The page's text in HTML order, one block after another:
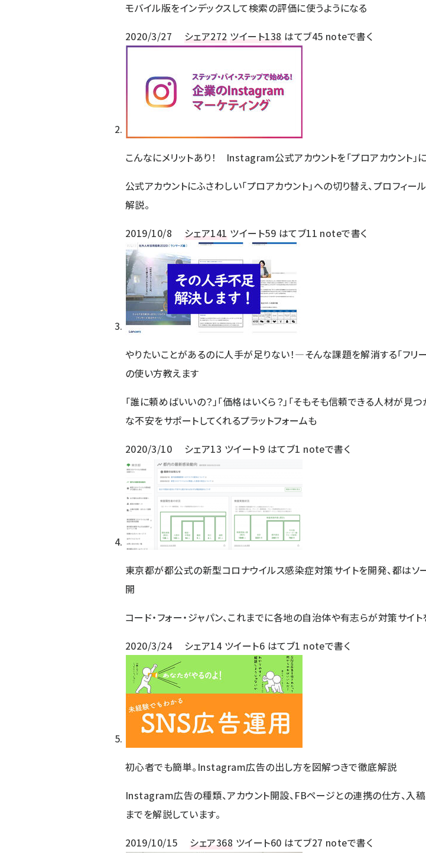
モバイル版をインデックスして検索の評価に使うようになる
2020/3/27
シェア272 ツイート138 はてブ45 noteで書く
こんなにメリットあり！ Instagram公式アカウントを「プロアカウント」
公式アカウントにふさわしい「プロアカウント」への切り替え、プロフィー
解説。
2019/10/8
シェア141 ツイート59 はてブ11 noteで書く
やりたいことがあるのに人手が足りない！―そんな課題を解消する「フリ
の使い方教えます
「誰に頼めばいいの？」「価格はいくら？」「そもそも信頼できる人材が見つ
な不安をサポートしてくれるプラットフォームも
2020/3/10
シェア13 ツイート9 はてブ1 noteで書く
東京都が都公式の新型コロナウイルス感染症対策サイトを開発、都はソ
開
コード・フォー・ジャパン、これまでに各地の自治体や有志らが対策サイ
2020/3/24
シェア14 ツイート6 はてブ1 noteで書く
初心者でも簡単。Instagram広告の出し方を図解つきで徹底解説
Instagram広告の種類、アカウント開設、FBページとの連携の仕方、入
までを解説しています。
2019/10/15
シェア368 ツイート60 はてブ27 noteで書く